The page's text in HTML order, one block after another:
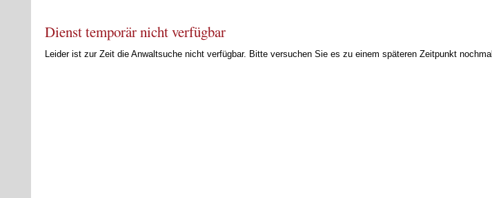
Dienst temporär nicht verfügbar
Leider ist zur Zeit die Anwaltsuche nicht verfügbar. Bitte versuchen Sie es zu einem späteren Zeitpunkt nochmal.